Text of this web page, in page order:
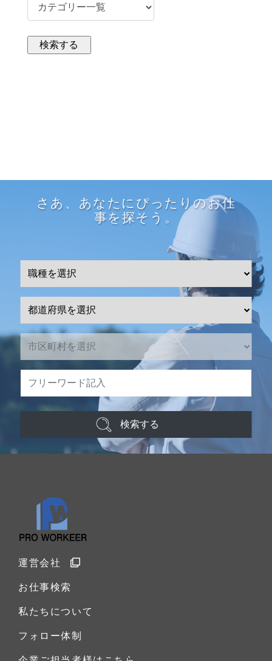
さあ、あなたにぴったりのお仕
事を探そう。
検索する
運営会社
お仕事検索
私たちについて
フォロー体制